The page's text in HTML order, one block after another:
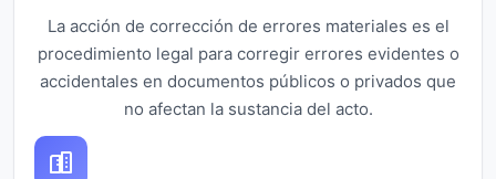
La acción de corrección de errores materiales es el
procedimiento legal para corregir errores evidentes o
accidentales en documentos públicos o privados que
no afectan la sustancia del acto.